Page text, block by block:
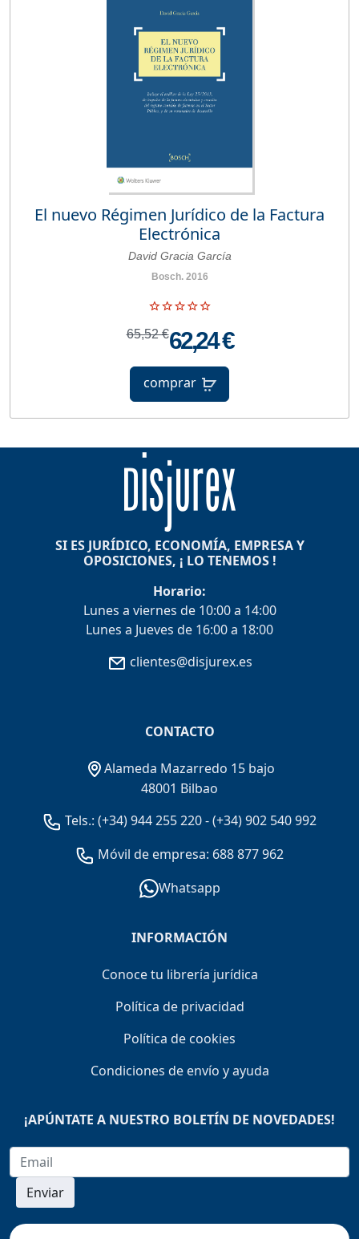
El nuevo Régimen Jurídico de la Factura
Electrónica
David Gracia García
Bosch. 2016
65,52 €62,24 €
comprar
SI ES JURÍDICO, ECONOMÍA, EMPRESA Y
OPOSICIONES, ¡ LO TENEMOS !
Horario:
Lunes a viernes de 10:00 a 14:00
Lunes a Jueves de 16:00 a 18:00
clientes@disjurex.es
CONTACTO
Alameda Mazarredo 15 bajo
48001 Bilbao
Tels.: (+34) 944 255 220-(+34) 902 540 992
Móvil de empresa: 688 877 962
Whatsapp
INFORMACIÓN
Conoce tu librería jurídica
Política de privacidad
Política de cookies
Condiciones de envío y ayuda
¡APÚNTATE A NUESTRO BOLETÍN DE NOVEDADES!
Enviar